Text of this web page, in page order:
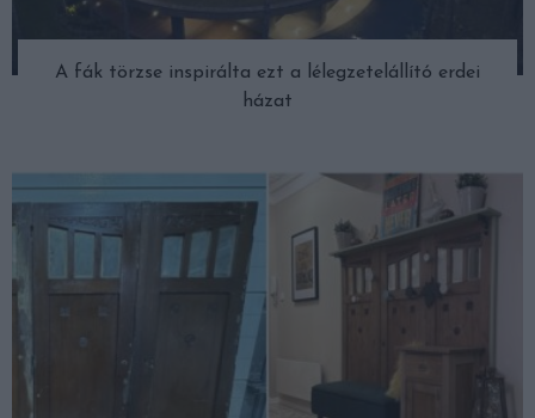
A fák törzse inspirálta ezt a lélegzetelállító erdei
házat